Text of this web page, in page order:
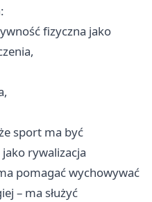
fizyczna jako
sport ma być
rywalizacja
pomagać wychowywać
– ma służyć